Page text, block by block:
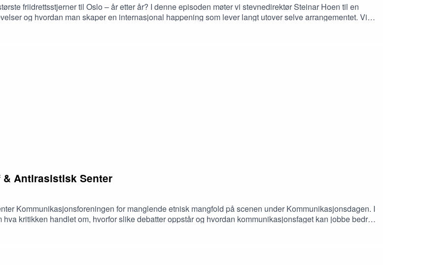
friidrettsstjerner til Oslo – år etter år? I denne episoden møter vi stevnedirektør Steinar Hoen til en
og hvordan man skaper en internasjonal happening som lever langt utover selve arrangementet. Vi
hospitality, løpebølgen og hvorfor Bislett Games i dag selger ut før startlistene er klare.
Antirasistisk Senter
Kommunikasjonsforeningen for manglende etnisk mangfold på scenen under Kommunikasjonsdagen. I
kritikken handlet om, hvorfor slike debatter oppstår og hvordan kommunikasjonsfaget kan jobbe bedre
strukturer, samfunnsansvar og hvorfor dialog er avgjørende for å skape endring.